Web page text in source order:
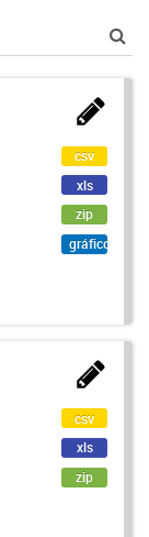
csv
xls
zip
gráfico
csv
xls
zip